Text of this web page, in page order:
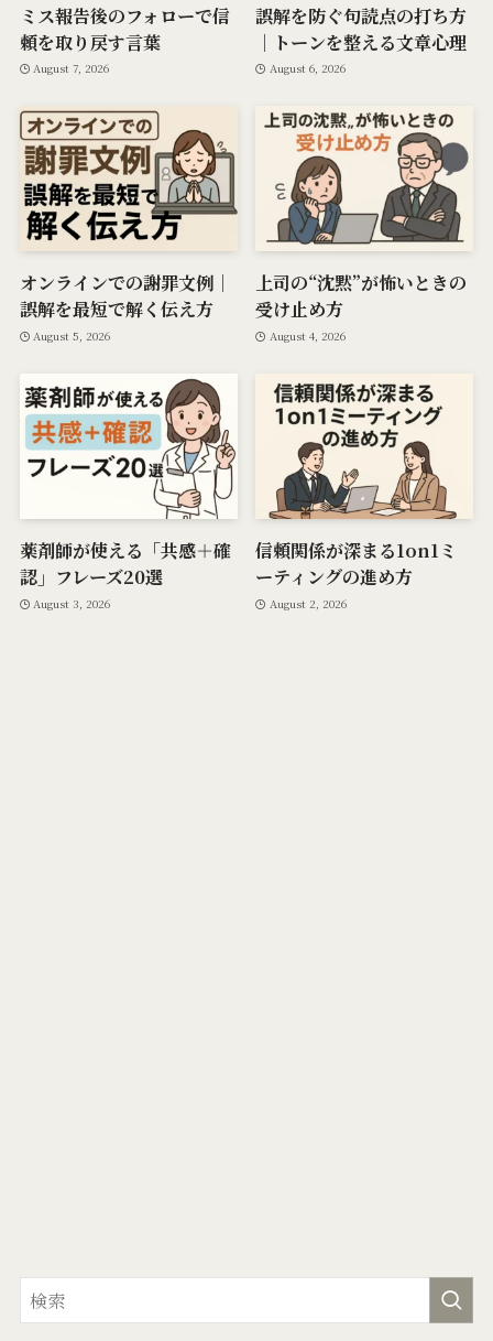
ミス報告後のフォローで信
頼を取り戻す言葉
August 7, 2026
誤解を防ぐ句読点の打ち方
｜トーンを整える文章心理
August 6, 2026
オンラインでの謝罪文例｜
誤解を最短で解く伝え方
August 5, 2026
上司の“沈黙”が怖いときの
受け止め方
August 4, 2026
薬剤師が使える「共感＋確
認」フレーズ20選
August 3, 2026
信頼関係が深まる1on1ミ
ーティングの進め方
August 2, 2026